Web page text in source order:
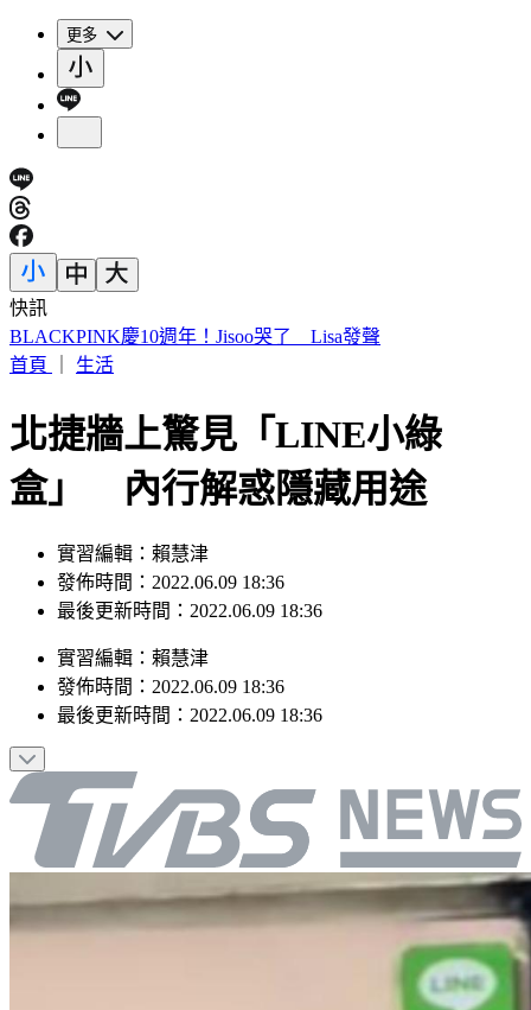
更多
快訊
白海豚颱風假宣布了！連江縣9日停班停課 新竹縣8校停課
首頁
生活
北捷牆上驚見「LINE小綠
盒」 內行解惑隱藏用途
實習編輯：賴慧津
發佈時間：2022.06.09 18:36
最後更新時間：2022.06.09 18:36
實習編輯 ： 賴慧津
發佈時間： 2022.06.09 18:36
最後更新時間： 2022.06.09 18:36